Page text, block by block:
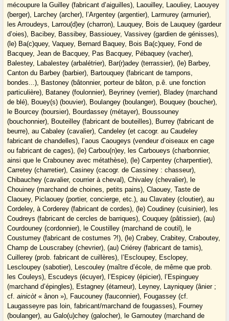
mécoupure la Guilley (fabricant d’aiguilles), Laouilley, Laouliey, Laouyey
(berger), Larchey (archer), l’Argentey (argentier), Larmurey (armurier),
les Arroudeys, Larrou(d)ey (charron), Lauquey, Bois de Lauquey (gardeur
d’oies), Bacibey, Bassibey, Bassiouey, Vassivey (gardien de génisses),
(le) Ba(c)quey, Vaquey, Bernard Baquey, Bois Ba(c)quey, Fond de
Bacquey, Jean de Bacquey, Pas Bacquey, Pébaquey (vacher),
Balestey, Labalestey (arbalétrier), Bar(r)adey (terrassier), (le) Barbey,
Canton du Barbey (barbier), Bartouquey (fabricant de tampons,
bondes...), Bastoney (bâtonnier, porteur de bâton, p.ê. une fonction
particulière), Bataney (foulonnier), Beyriney (verrier), Bladey (marchand
de blé), Bouey(s) (bouvier), Boulangey (boulanger), Bouquey (boucher),
le Bourcey (boursier), Bourdassey (métayer), Boussouney
(bouchonnier), Bouteilley (fabricant de bouteilles), Burrey (fabricant de
beurre), au Cabaley (cavalier), Candeley (et cacogr. au Caudeley
fabricant de chandelles), l’aous Caougeys (vendeur d’oiseaux en cage
ou fabricant de cages), (le) Carbou(n)ey, les Carboueys (charbonnier,
ainsi que le Crabouney avec métathèse), (le) Carpentey (charpentier),
Carretey (charretier), Casiney (cacogr. de Cassiney : chasseur),
Chibauchey (cavalier, courrier à cheval), Chivaley (chevalier), le
Chouiney (marchand de choines, petits pains), Claouey, Taste de
Claouey, Piclaouey (portier, concierge, etc.), au Clavatey (cloutier), au
Cordeley, à Corderey (fabricant de cordes), (le) Coudiney (cuisinier), les
Coudreys (fabricant de cercles de barriques), Couquey (pâtissier), (au)
Courdouney (cordonnier), le Coustilley (marchand de coutil), le
Coustumey (fabricant de costumes ?!), (le) Crabey, Crabitey, Craboutey,
Champ de Louscrabey (chevrier), (au) Criérey (fabricant de tamis),
Cuillerey (prob. fabricant de cuillères), l’Escloupey, Esclopey,
Lescloupey (sabotier), Lescouley (maître d’école, de même que prob.
les Couleys), Escudeys (écuyer), l’Espicey (épicier), l’Espinguey
(marchand d’épingles), Estagney (étameur), Leyney, Layniquey (ânier ;
cf.ainicòt « ânon »), Faucouney (fauconnier), Fougassey (cf.
Laugasseyre pas loin, fabricant/marchand de fougasses), Fourney
(boulanger), au Galo(u)chey (galocher), le Garnoutey (marchand de